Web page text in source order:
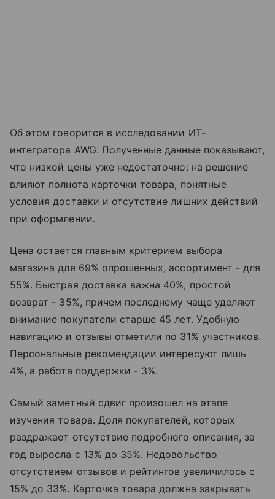
Об этом говорится в исследовании ИТ-
интегратора AWG. Полученные данные показывают,
что низкой цены уже недостаточно: на решение
влияют полнота карточки товара, понятные
условия доставки и отсутствие лишних действий
при оформлении.
Цена остается главным критерием выбора
магазина для 69% опрошенных, ассортимент - для
55%. Быстрая доставка важна 40%, простой
возврат - 35%, причем последнему чаще уделяют
внимание покупатели старше 45 лет. Удобную
навигацию и отзывы отметили по 31% участников.
Персональные рекомендации интересуют лишь
4%, а работа поддержки - 3%.
Самый заметный сдвиг произошел на этапе
изучения товара. Доля покупателей, которых
раздражает отсутствие подробного описания, за
год выросла с 13% до 35%. Недовольство
отсутствием отзывов и рейтингов увеличилось с
15% до 33%. Карточка товара должна закрывать